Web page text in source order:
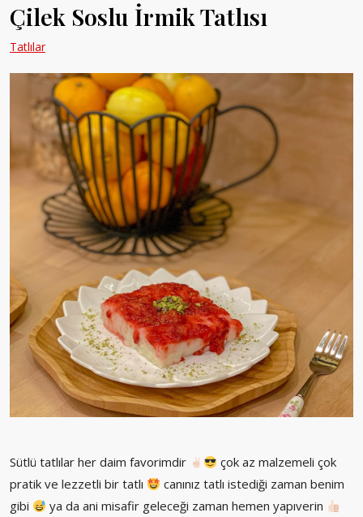
Çilek Soslu İrmik Tatlısı
Tatlılar
Sütlü tatlılar her daim favorimdir
çok az malzemeli çok
pratik ve lezzetli bir tatlı
canınız tatlı istediği zaman benim
gibi
ya da ani misafir geleceği zaman hemen yapıverin